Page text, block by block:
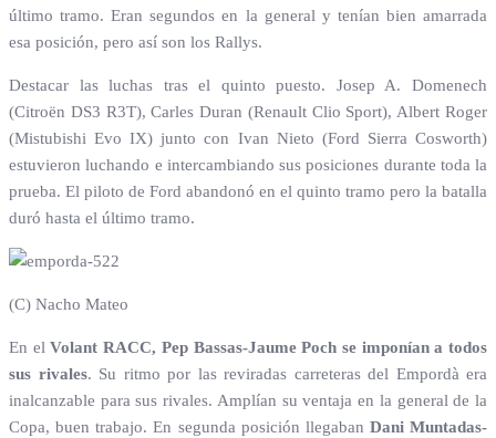
último tramo. Eran segundos en la general y tenían bien amarrada
esa posición, pero así son los Rallys.
Destacar las luchas tras el quinto puesto. Josep A. Domenech
(Citroën DS3 R3T), Carles Duran (Renault Clio Sport), Albert Roger
(Mistubishi Evo IX) junto con Ivan Nieto (Ford Sierra Cosworth)
estuvieron luchando e intercambiando sus posiciones durante toda la
prueba. El piloto de Ford abandonó en el quinto tramo pero la batalla
duró hasta el último tramo.
(C) Nacho Mateo
En elVolant RACC, Pep Bassas-Jaume Poch se imponían a todos
sus rivales. Su ritmo por las reviradas carreteras del Empordà era
inalcanzable para sus rivales. Amplían su ventaja en la general de la
Copa, buen trabajo. En segunda posición llegaban Dani Muntadas-